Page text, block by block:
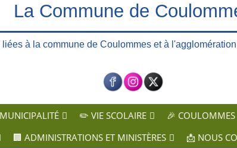
La Commune de
à la commune de Coulommes et à
✏️ VIE SCOLAIRE 🎉 COULOMMES
🏢 ADMINISTRATIONS ET MINISTÈRES 📩 NOUS